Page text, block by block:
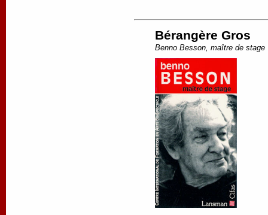
Bérangère Gros
Benno Besson, maître de stage